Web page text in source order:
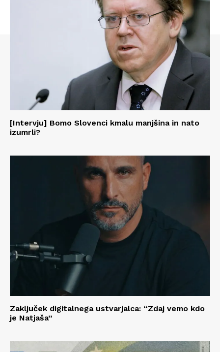
[Intervju] Bomo Slovenci kmalu manjšina in nato
izumrli?
Zaključek digitalnega ustvarjalca: “Zdaj vemo kdo
je Natjaša”